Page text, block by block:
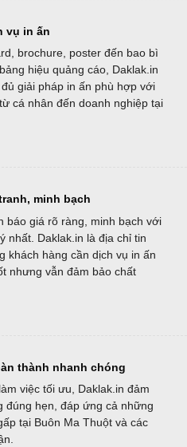
vụ in ấn
brochure, poster đến bao bì
hiệu quảng cáo, Daklak.in
giải pháp in ấn phù hợp với
cá nhân đến doanh nghiệp tại
minh bạch
báo giá rõ ràng, minh bạch với
nhất. Daklak.in là địa chỉ tin
khách hàng cần dịch vụ in ấn
nhưng vẫn đảm bảo chất
thành nhanh chóng
việc tối ưu, Daklak.in đảm
đúng hẹn, đáp ứng cả những
tại Buôn Ma Thuột và các